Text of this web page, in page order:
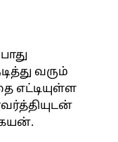
வரும்
எட்டியுள்ள